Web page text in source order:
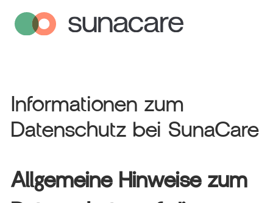
Zum
Inhalt
Informationen zum
Datenschutz bei SunaCare
Allgemeine Hinweise zum